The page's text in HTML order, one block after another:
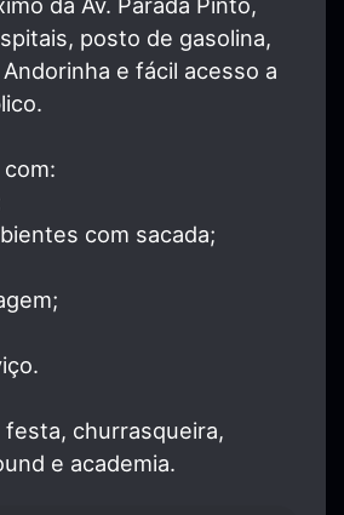
posto de gasolina,
e fácil acesso a
com sacada;
festa, churrasqueira,
e academia.